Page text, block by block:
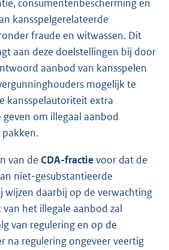
consumentenbescherming en
kansspelgerelateerde
fraude en witwassen. Dit
aan deze doelstellingen bij door
aanbod van kansspelen
mogelijk te
kansspelautoriteit extra
om illegaal aanbod
pakken.
van de CDA-fractievoor dat de
niet-gesubstantieerde
wijzen daarbij op de verwachting
het illegale aanbod zal
van regulering en op de
na regulering ongeveer veertig